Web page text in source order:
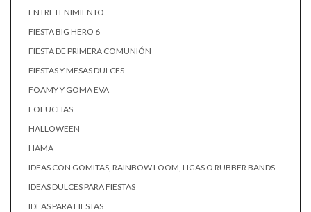
ENTRETENIMIENTO
FIESTA BIG HERO 6
FIESTA DE PRIMERA COMUNIÓN
FIESTAS Y MESAS DULCES
FOAMY Y GOMA EVA
FOFUCHAS
HALLOWEEN
HAMA
IDEAS CON GOMITAS, RAINBOW LOOM, LIGAS O RUBBER BANDS
IDEAS DULCES PARA FIESTAS
IDEAS PARA FIESTAS